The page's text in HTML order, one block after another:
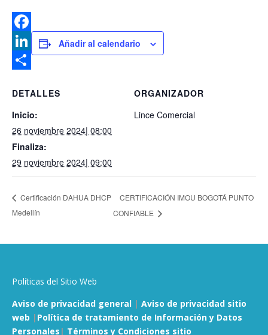
Facebook
LinkedIn
Añadir al calendario
DETALLES
Inicio:
26 noviembre 2024| 08:00
Finaliza:
29 noviembre 2024| 09:00
ORGANIZADOR
Lince Comercial
Certificación DAHUA DHCP
Medellín
CERTIFICACIÓN IMOU BOGOTÁ PUNTO
CONFIABLE
Políticas del Sitio Web
Aviso de privacidad general | Aviso de privacidad sitio
web | Política de tratamiento de Información y Datos
Personales | Términos y Condiciones sitio